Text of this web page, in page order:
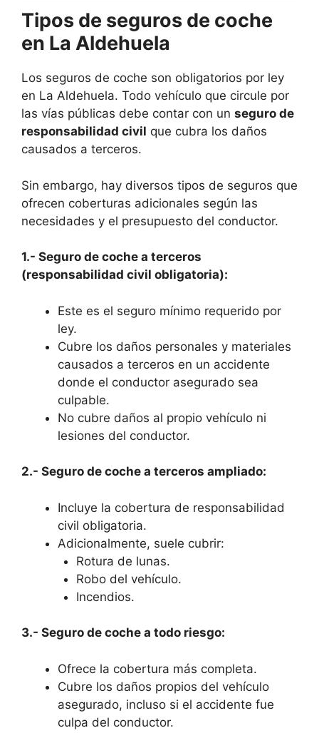
Tipos de seguros de coche
en La Aldehuela
Los seguros de coche son obligatorios por ley
en La Aldehuela. Todo vehículo que circule por
las vías públicas debe contar con un seguro de
responsabilidad civil que cubra los daños
causados a terceros.
Sin embargo, hay diversos tipos de seguros que
ofrecen coberturas adicionales según las
necesidades y el presupuesto del conductor.
1.- Seguro de coche a terceros
(responsabilidad civil obligatoria):
Este es el seguro mínimo requerido por
ley.
Cubre los daños personales y materiales
causados a terceros en un accidente
donde el conductor asegurado sea
culpable.
No cubre daños al propio vehículo ni
lesiones del conductor.
2.- Seguro de coche a terceros ampliado:
Incluye la cobertura de responsabilidad
civil obligatoria.
Adicionalmente, suele cubrir:
Rotura de lunas.
Robo del vehículo.
Incendios.
3.- Seguro de coche a todo riesgo:
Ofrece la cobertura más completa.
Cubre los daños propios del vehículo
asegurado, incluso si el accidente fue
culpa del conductor.